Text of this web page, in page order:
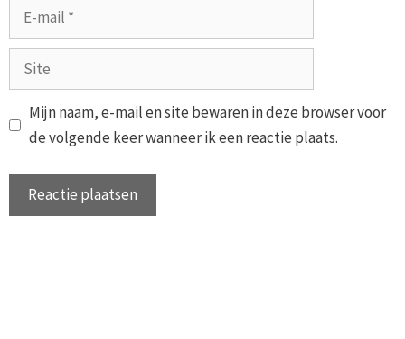
mail
Site
Mijn naam, e-mail en site bewaren in deze browser voor
de volgende keer wanneer ik een reactie plaats.